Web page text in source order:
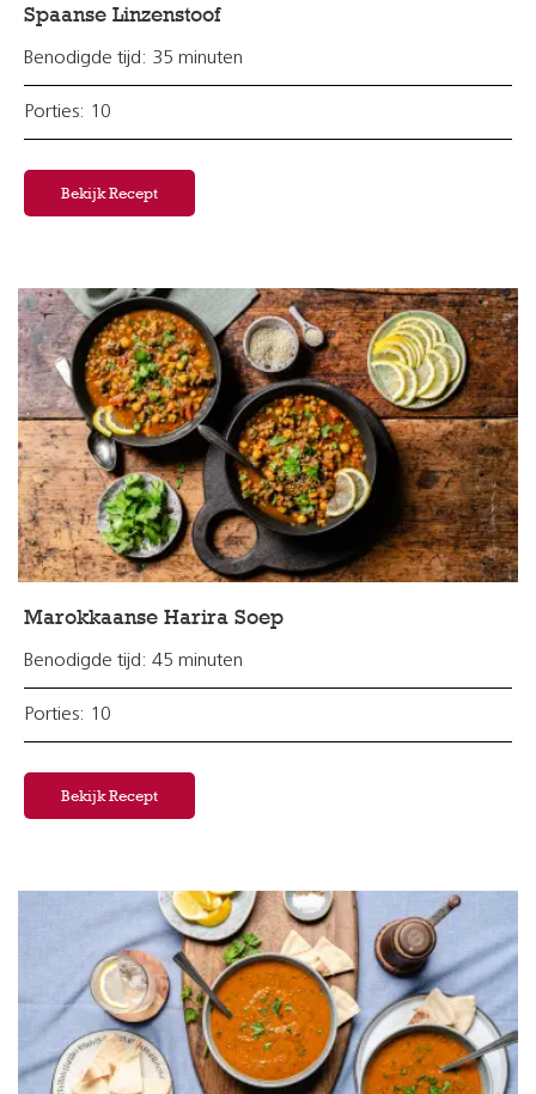
Spaanse Linzenstoof
Benodigde tijd: 35 minuten
Porties: 10
Bekijk Recept
Marokkaanse Harira Soep
Benodigde tijd: 45 minuten
Porties: 10
Bekijk Recept